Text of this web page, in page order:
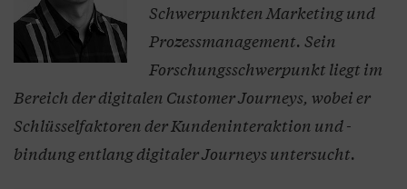
Schwerpunkten Marketing und
Prozessmanagement. Sein
Forschungsschwerpunkt liegt im
Bereich der digitalen Customer Journeys, wobei er
Schlüsselfaktoren der Kundeninteraktion und -
bindung entlang digitaler Journeys untersucht.